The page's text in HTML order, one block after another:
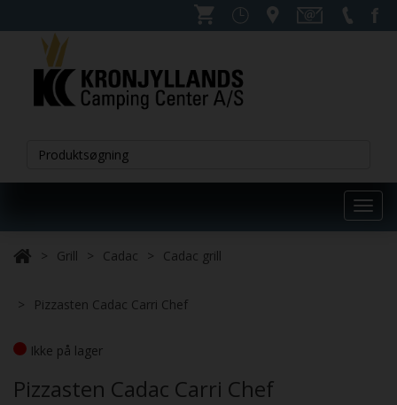
Grill Cadac Cadac grill
Pizzasten Cadac Carri Chef
Ikke på lager
Pizzasten Cadac Carri Chef